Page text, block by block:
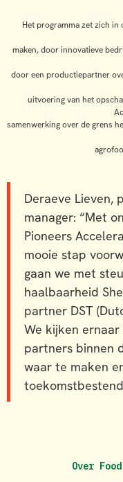
Het programma zet zich in
maken, door innovatieve
door een productiepartner
uitvoering van het
samenwerking over de grens
Deraeve Lieven,
manager: “Met
Pioneers
mooie stap
gaan we met
haalbaarheid
partner DST
We kijken
partners binnen
waar te maken
Over